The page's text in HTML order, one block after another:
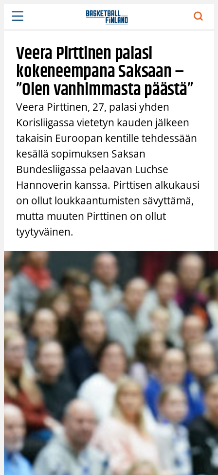
Siirry
sisältöön
Veera Pirttinen palasi
kokeneempana Saksaan –
”Olen vanhimmasta päästä”
Veera Pirttinen, 27, palasi yhden
Korisliigassa vietetyn kauden jälkeen
takaisin Euroopan kentille tehdessään
kesällä sopimuksen Saksan
Bundesliigassa pelaavan Luchse
Hannoverin kanssa. Pirttisen alkukausi
on ollut loukkaantumisten sävyttämä,
mutta muuten Pirttinen on ollut
tyytyväinen.